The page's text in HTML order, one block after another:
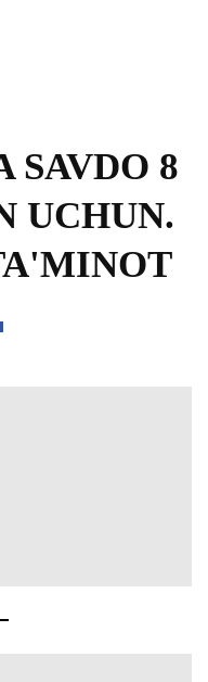
SAVDO 8
UCHUN.